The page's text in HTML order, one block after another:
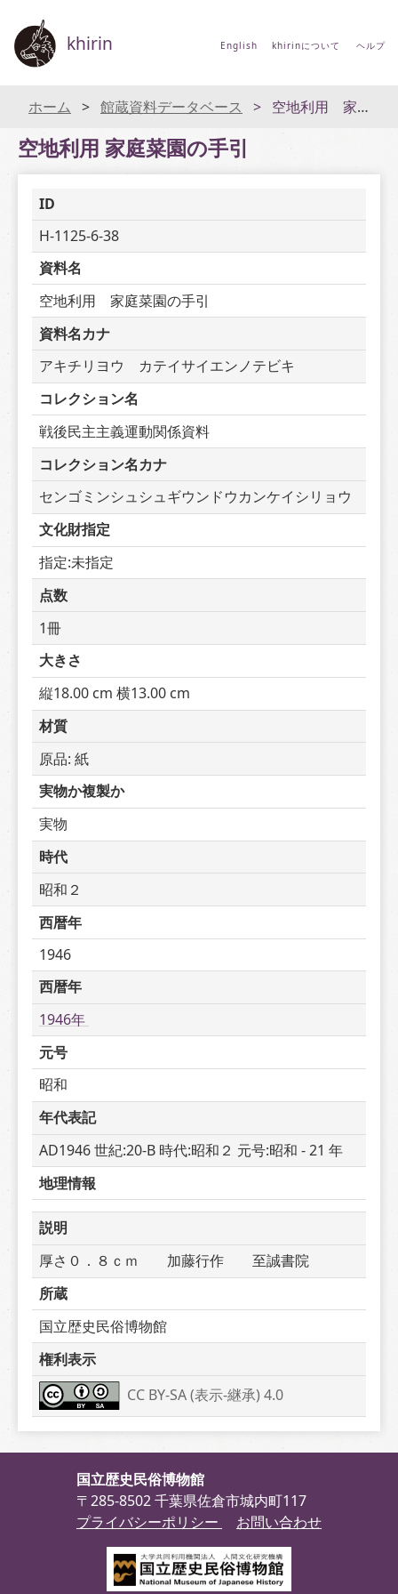
khirin English khirinについて ヘルプ
ホーム 館蔵資料データベース 空地利用 家庭菜園の手引
空地利用 家庭菜園の手引
ID
H-1125-6-38
資料名
空地利用　家庭菜園の手引
資料名カナ
アキチリヨウ　カテイサイエンノテビキ
コレクション名
戦後民主主義運動関係資料
コレクション名カナ
センゴミンシュシュギウンドウカンケイシリョウ
文化財指定
指定:未指定
点数
1冊
大きさ
縦18.00 cm 横13.00 cm
材質
原品: 紙
実物か複製か
実物
時代
昭和２
西暦年
1946
西暦年
1946年
元号
昭和
年代表記
AD1946 世紀:20-B 時代:昭和２ 元号:昭和 - 21 年
地理情報
説明
厚さ０．８ｃｍ　　加藤行作　　至誠書院
所蔵
国立歴史民俗博物館
権利表示
CC BY-SA (表示-継承) 4.0
国立歴史民俗博物館
〒285-8502 千葉県佐倉市城内町117
プライバシーポリシー
お問い合わせ